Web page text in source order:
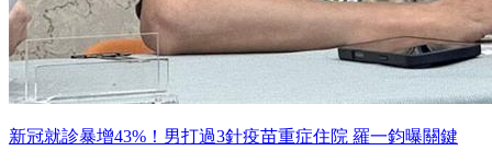
新冠就診暴增43%！男打過3針疫苗重症住院 羅一鈞曝關鍵